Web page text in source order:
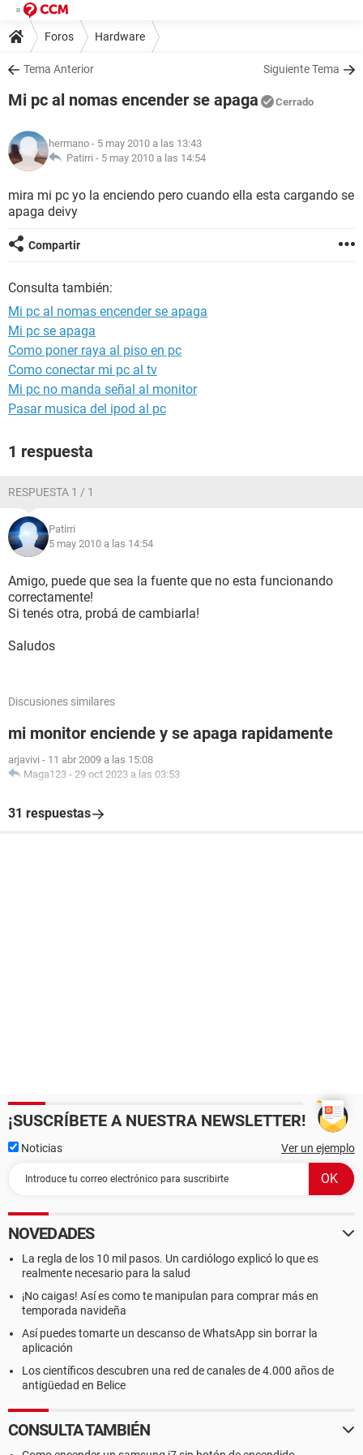
Foros Hardware
Tema Anterior Siguiente Tema
Mi pc al nomas encender se apaga Cerrado
hermano - 5 may 2010 a las 13:43
Patirri - 5 may 2010 a las 14:54
mira mi pc yo la enciendo pero cuando ella esta cargando se
apaga deivy
Compartir
Consulta también:
Mi pc al nomas encender se apaga
Mi pc se apaga
Como poner raya al piso en pc
Como conectar mi pc al tv
Mi pc no manda señal al monitor
Pasar musica del ipod al pc
1 respuesta
RESPUESTA 1 / 1
Patirri
5 may 2010 a las 14:54
Amigo, puede que sea la fuente que no esta funcionando
correctamente!
Si tenés otra, probá de cambiarla!
Saludos
Discusiones similares
mi monitor enciende y se apaga rapidamente
arjavivi - 11 abr 2009 a las 15:08
Maga123 - 29 oct 2023 a las 03:53
31 respuestas
¡SUSCRÍBETE A NUESTRA NEWSLETTER!
Noticias Ver un ejemplo
NOVEDADES
La regla de los 10 mil pasos. Un cardiólogo explicó lo que es
realmente necesario para la salud
¡No caigas! Así es como te manipulan para comprar más en
temporada navideña
Así puedes tomarte un descanso de WhatsApp sin borrar la
aplicación
Los científicos descubren una red de canales de 4.000 años de
antigüedad en Belice
CONSULTA TAMBIÉN